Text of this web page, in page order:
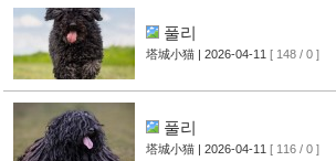
풀리
塔城小猫 | 2026-04-11 [ 148 / 0 ]
풀리
塔城小猫 | 2026-04-11 [ 116 / 0 ]